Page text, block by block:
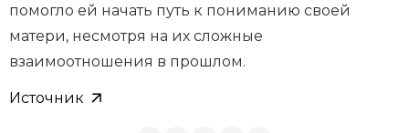
помогло ей начать путь к пониманию своей
матери, несмотря на их сложные
взаимоотношения в прошлом.
Источник